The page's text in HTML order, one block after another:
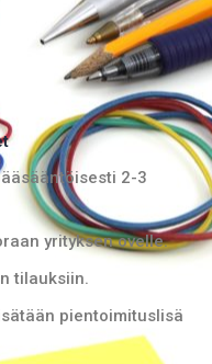
2-3
yrityksen ovelle.
tilauksiin.
pientoimituslisä